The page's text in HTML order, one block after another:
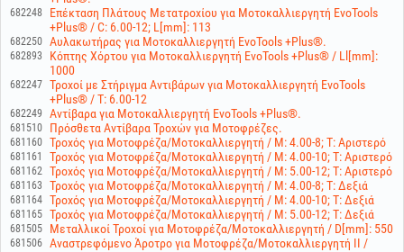
682248
Επέκταση Πλάτους Μετατροχίου για Μοτοκαλλιεργητή EvoTools
+Plus® / C: 6.00-12; L[mm]: 113
682250 Αυλακωτήρας για Μοτοκαλλιεργητή EvoTools +Plus®.
682893
Κόπτης Χόρτου για Μοτοκαλλιεργητή EvoTools +Plus® / Ll[mm]:
1000
682247 Τροχοί με Στήριγμα Αντιβάρων για Μοτοκαλλιεργητή EvoTools
+Plus® / T: 6.00-12
682249 Αντίβαρα για Μοτοκαλλιεργητή EvoTools +Plus®.
681510 Πρόσθετα Αντίβαρα Τροχών για Μοτοφρέζες.
681160 Τροχός για Μοτοφρέζα/Μοτοκαλλιεργητή / M: 4.00-8; T: Αριστερό
681161 Τροχός για Μοτοφρέζα/Μοτοκαλλιεργητή / M: 4.00-10; T: Αριστερό
681162 Τροχός για Μοτοφρέζα/Μοτοκαλλιεργητή / M: 5.00-12; T: Αριστερό
681163 Τροχός για Μοτοφρέζα/Μοτοκαλλιεργητή / M: 4.00-8; T: Δεξιά
681164 Τροχός για Μοτοφρέζα/Μοτοκαλλιεργητή / M: 4.00-10; T: Δεξιά
681165 Τροχός για Μοτοφρέζα/Μοτοκαλλιεργητή / M: 5.00-12; T: Δεξιά
681505 Μεταλλικοί Τροχοί για Μοτοφρέζα/Μοτοκαλλιεργητή / D[mm]: 550
681506 Αναστρεφόμενο Άροτρο για Μοτοφρέζα/Μοτοκαλλιεργητή II /